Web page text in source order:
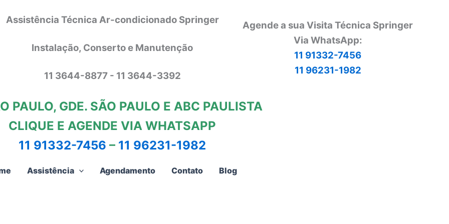
Assistência Técnica Ar-condicionado Springer
Instalação, Conserto e Manutenção
11 3644-8877 - 11 3644-3392
Agende a sua Visita Técnica Springer
Via WhatsApp:
11 91332-7456
11 96231-1982
PAULO, GDE. SÃO PAULO E ABC PAULISTA
CLIQUE E AGENDE VIA WHATSAPP
11 91332-7456 – 11 96231-1982
Assistência Agendamento Contato Blog